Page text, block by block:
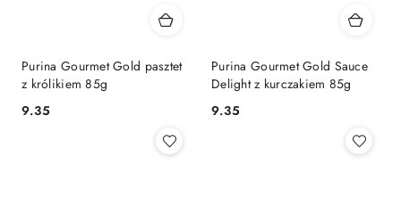
Purina Gourmet Gold pasztet
z królikiem 85g
Cena:
9.35
Purina Gourmet Gold Sauce
Delight z kurczakiem 85g
Cena:
9.35